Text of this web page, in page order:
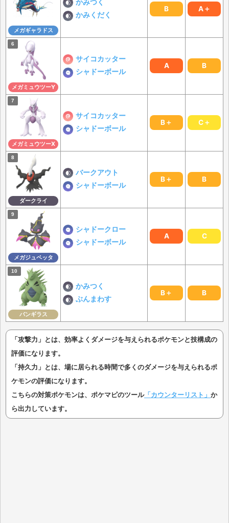
メガギャラドス
かみつく
かみくだく
B A＋
メガミュウツーY
サイコカッター
シャドーボール
A B
メガミュウツーX
サイコカッター
シャドーボール
B＋ C＋
ダークライ
バークアウト
シャドーボール
B＋ B
メガジュペッタ
シャドークロー
シャドーボール
A C
バンギラス
かみつく
ぶんまわす
B＋ B
「攻撃力」とは、効率よくダメージを与えられるポケモンと技構成の
評価になります。
「持久力」とは、場に居られる時間で多くのダメージを与えられるポ
ケモンの評価になります。
こちらの対策ポケモンは、ポケマピのツール「カウンターリスト」 か
ら出力しています。